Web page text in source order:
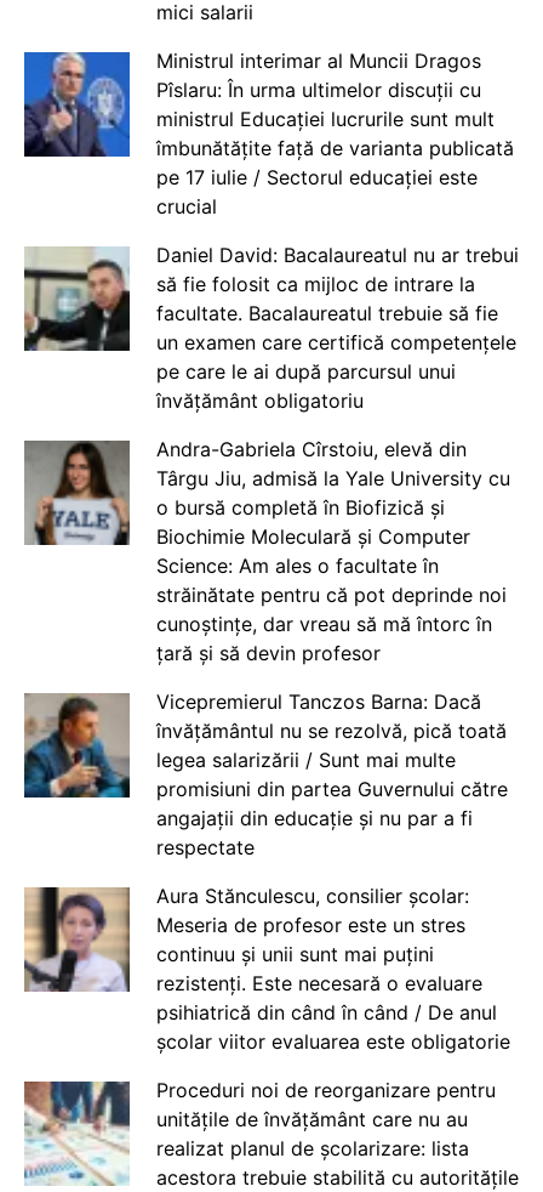
mici salarii
Ministrul interimar al Muncii Dragos
Pîslaru: În urma ultimelor discuții cu
ministrul Educației lucrurile sunt mult
îmbunătățite față de varianta publicată
pe 17 iulie / Sectorul educației este
crucial
Daniel David: Bacalaureatul nu ar trebui
să fie folosit ca mijloc de intrare la
facultate. Bacalaureatul trebuie să fie
un examen care certifică competențele
pe care le ai după parcursul unui
învățământ obligatoriu
Andra-Gabriela Cîrstoiu, elevă din
Târgu Jiu, admisă la Yale University cu
o bursă completă în Biofizică și
Biochimie Moleculară și Computer
Science: Am ales o facultate în
străinătate pentru că pot deprinde noi
cunoștințe, dar vreau să mă întorc în
țară și să devin profesor
Vicepremierul Tanczos Barna: Dacă
învățământul nu se rezolvă, pică toată
legea salarizării / Sunt mai multe
promisiuni din partea Guvernului către
angajații din educație și nu par a fi
respectate
Aura Stănculescu, consilier școlar:
Meseria de profesor este un stres
continuu și unii sunt mai puțini
rezistenți. Este necesară o evaluare
psihiatrică din când în când / De anul
școlar viitor evaluarea este obligatorie
Proceduri noi de reorganizare pentru
unitățile de învățământ care nu au
realizat planul de școlarizare: lista
acestora trebuie stabilită cu autoritățile